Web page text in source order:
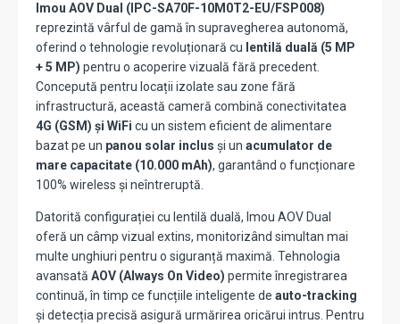
Imou AOV Dual (IPC-SA70F-10M0T2-EU/FSP008)
reprezintă vârful de gamă în supravegherea autonomă,
oferind o tehnologie revoluționară cu lentilă duală (5 MP
+ 5 MP) pentru o acoperire vizuală fără precedent.
Concepută pentru locații izolate sau zone fără
infrastructură, această cameră combină conectivitatea
4G (GSM) și WiFi cu un sistem eficient de alimentare
bazat pe un panou solar inclus și un acumulator de
mare capacitate (10.000 mAh), garantând o funcționare
100% wireless și neîntreruptă.
Datorită configurației cu lentilă duală, Imou AOV Dual
oferă un câmp vizual extins, monitorizând simultan mai
multe unghiuri pentru o siguranță maximă. Tehnologia
avansată AOV (Always On Video) permite înregistrarea
continuă, în timp ce funcțiile inteligente de auto-tracking
și detecția precisă asigură urmărirea oricărui intrus. Pentru